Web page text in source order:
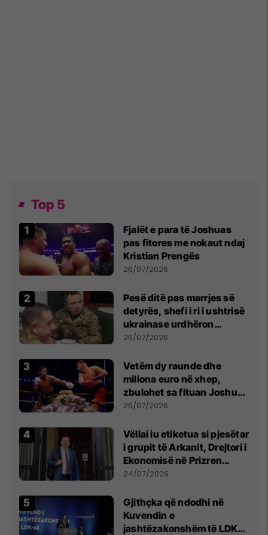
Top 5
Fjalët e para të Joshuas
pas fitores me nokaut ndaj
Kristian Prengës
26/07/2026
Pesë ditë pas marrjes së
detyrës, shefi i ri i ushtrisë
ukrainase urdhëron
kontroll të madh
26/07/2026
Vetëm dy raunde dhe
miliona euro në xhep,
zbulohet sa fituan Joshua
e Prenga
26/07/2026
Vëllai iu etiketua si pjesëtar
i grupit të Arkanit, Drejtori i
Ekonomisë në Prizren
mohon pretendimet
24/07/2026
Gjithçka që ndodhi në
Kuvendin e
jashtëzakonshëm të LDK-